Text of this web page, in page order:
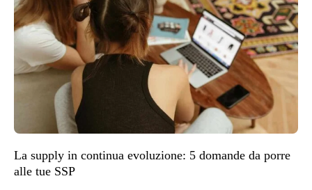
La supply in continua evoluzione: 5 domande da porre
alle tue SSP